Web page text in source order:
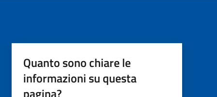
Quanto sono chiare le
informazioni su questa
pagina?